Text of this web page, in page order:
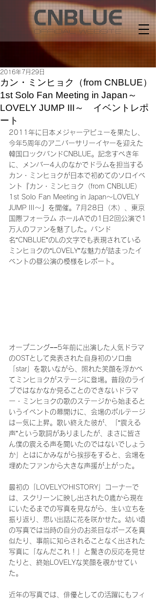
カン・ミンヒョク（from CNBLUE）
1st Solo Fan Meeting in Japan～
LOVELY JUMP III～ イベントレポ
ート
2016年7月29日
2011年に日本メジャーデビューを果たし、
今年5周年のアニバーサリーイヤーを迎えた
韓国ロックバンドCNBLUE。記念すべき年
に、メンバー4人のなかでドラムを担当する
カン・ミンヒョクが日本で初めてのソロイベ
ント『カン・ミンヒョク（from CNBLUE）
1st Solo Fan Meeting in Japan～LOVELY
JUMP III～』を開催。7月28日（木）、東京
国際フォーラム ホールAでの1日2回公演で1
万人のファンを魅了した。バンド
名“CNBLUE”のLの文字でも表現されている
ミンヒョクの“LOVELY”な魅力が詰まったイ
ベントの昼公演の模様をレポート。
オープニング−−5年前に出演した人気ドラマ
のOSTとして発表された自身初のソロ曲
「star」を歌いながら、照れた笑顔を浮かべ
てミンヒョクがステージに登場。普段のライ
ブではなかなか見ることのできないドラマ
ー・ミンヒョクの歌のステージから始まると
いうイベントの幕開けに、会場のボルテージ
は一気に上昇。歌い終えた彼が、「“震える
声”という歌詞がありましたが、まさに皆さ
ん僕の震える声を聞いたのではないでしょう
か」とはにかみながら挨拶をすると、会場を
埋めたファンから大きな声援が上がった。
最初の「LOVELY♡HISTORY」コーナーで
は、スクリーンに映し出された0歳から現在
にいたるまでの写真を見ながら、生い立ちを
振り返り、思い出話に花を咲かせた。幼い頃
の写真では当時の自分のお茶目なポーズを真
似たり、事前に知らされることなく出された
写真に「なんだこれ！」と驚きの反応を見せ
たりと、終始LOVELYな笑顔を覗かせてい
た。
近年の写真では、俳優としての活躍にもフィ